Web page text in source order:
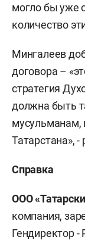
могло бы уже
количество
Мингалеев
договора –
стратегия
должна быть
Татарстана»,
Справка
ООО
компания,
Гендиректор -